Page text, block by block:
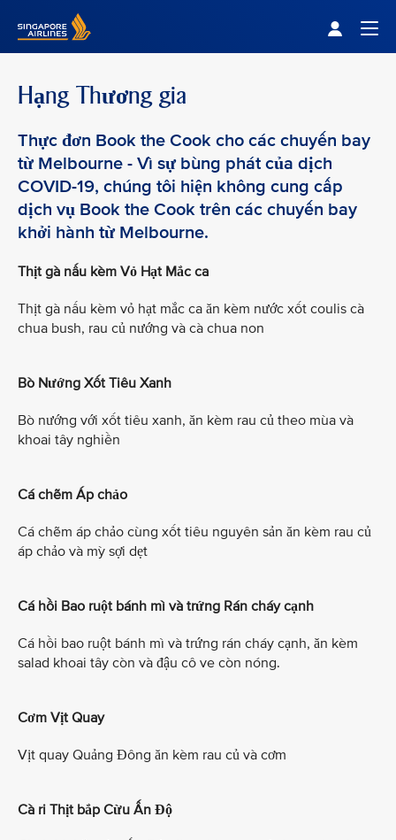
Hạng Thương gia
Thực đơn Book the Cook cho các chuyến bay
từ Melbourne - Vì sự bùng phát của dịch
COVID-19, chúng tôi hiện không cung cấp
dịch vụ Book the Cook trên các chuyến bay
khởi hành từ Melbourne.
Thịt gà nấu kèm Vỏ Hạt Mắc ca
Thịt gà nấu kèm vỏ hạt mắc ca ăn kèm nước xốt coulis cà
chua bush, rau củ nướng và cà chua non
Bò Nướng Xốt Tiêu Xanh
Bò nướng với xốt tiêu xanh, ăn kèm rau củ theo mùa và
khoai tây nghiền
Cá chẽm Áp chảo
Cá chẽm áp chảo cùng xốt tiêu nguyên sản ăn kèm rau củ
áp chảo và mỳ sợi dẹt
Cá hồi Bao ruột bánh mì và trứng Rán cháy cạnh
Cá hồi bao ruột bánh mì và trứng rán cháy cạnh, ăn kèm
salad khoai tây còn và đậu cô ve còn nóng.
Cơm Vịt Quay
Vịt quay Quảng Đông ăn kèm rau củ và cơm
Cà ri Thịt bắp Cừu Ấn Độ